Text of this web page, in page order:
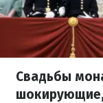
Свадьбы